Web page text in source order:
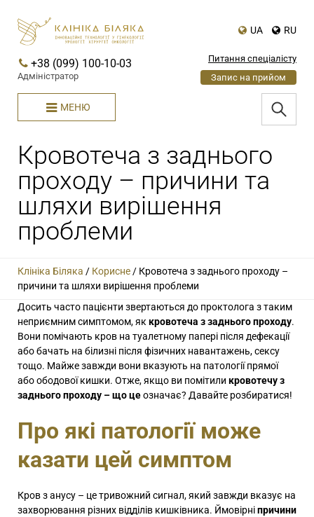
UA RU
+38 (099) 100-10-03
Адміністратор
Питання спеціалісту
Запис на прийом
МЕНЮ
Кровотеча з заднього
проходу – причини та
шляхи вирішення
проблеми
Клініка Біляка / Корисне/ Кровотеча з заднього проходу –
причини та шляхи вирішення проблеми
Досить часто пацієнти звертаються до проктолога з таким
неприємним симптомом, яккровотеча з заднього проходу.
Вони помічають кров на туалетному папері після дефекації
або бачать на білизні після фізичних навантажень, сексу
тощо. Майже завжди вони вказують на патології прямої
або ободової кишки. Отже, якщо ви помітили кровотечу з
заднього проходу – що цеозначає? Давайте розбиратися!
Про які патології може
казати цей симптом
Кров з анусу – це тривожний сигнал, який завжди вказує на
захворювання різних відділів кишківника. Ймовірніпричини